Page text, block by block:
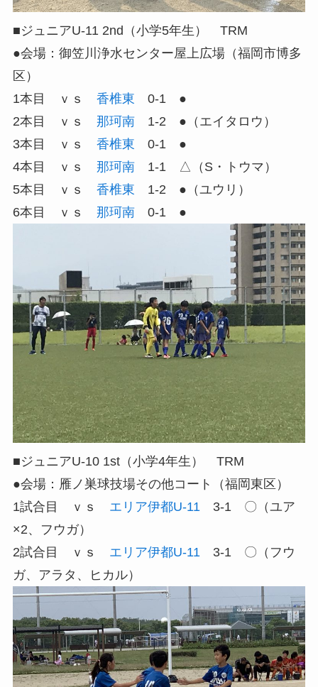
■ジュニアU-11 2nd（小学5年生） TRM
●会場：御笠川浄水センター屋上広場（福岡市博多
区）
1本目 ｖｓ 香椎東 0-1 ●
2本目 ｖｓ 那珂南1-2 ●（エイタロウ）
3本目 ｖｓ 香椎東 0-1 ●
4本目 ｖｓ 那珂南1-1 △（S・トウマ）
5本目 ｖｓ 香椎東 1-2 ●（ユウリ）
6本目 ｖｓ 那珂南0-1 ●
■ジュニアU-10 1st（小学4年生） TRM
●会場：雁ノ巣球技場その他コート（福岡東区）
1試合目 ｖｓ エリア伊都U-113-1 〇（ユア
×2、フウガ）
2試合目 ｖｓ エリア伊都U-113-1 〇（フウ
ガ、アラタ、ヒカル）